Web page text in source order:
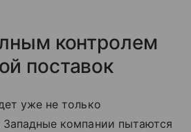
контролем
поставок
уже не только
компании пытаются